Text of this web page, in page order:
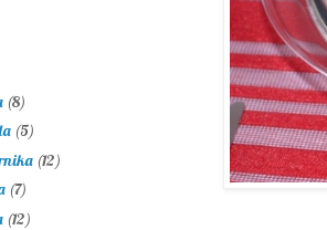
(8)
(5)
(12)
(7)
(12)